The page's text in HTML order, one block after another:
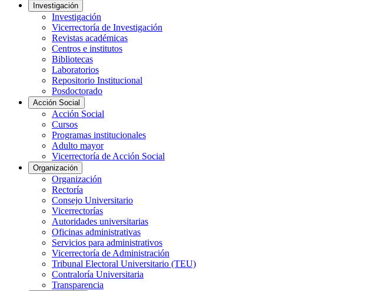
Investigación
Investigación
Vicerrectoría de Investigación
Revistas académicas
Centros e institutos
Bibliotecas
Laboratorios
Repositorio Institucional
Posdoctorado
Acción Social
Acción Social
Cursos
Programas institucionales
Adulto mayor
Vicerrectoría de Acción Social
Organización
Organización
Rectoría
Consejo Universitario
Vicerrectorías
Autoridades universitarias
Oficinas administrativas
Servicios para administrativos
Vicerrectoría de Administración
Tribunal Electoral Universitario (TEU)
Contraloría Universitaria
Transparencia